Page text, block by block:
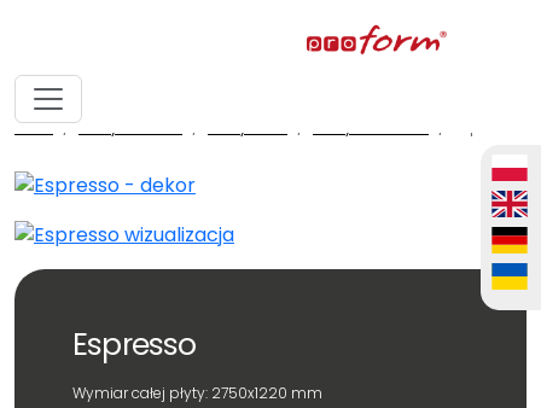
home fronty meblowe
Espresso
Wymiar całej płyty: 2750x1220 mm